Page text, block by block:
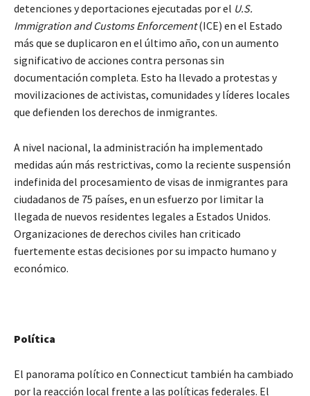
detenciones y deportaciones ejecutadas por el U.S.
Immigration and Customs Enforcement(ICE) en el Estado
más que se duplicaron en el último año, con un aumento
significativo de acciones contra personas sin
documentación completa. Esto ha llevado a protestas y
movilizaciones de activistas, comunidades y líderes locales
que defienden los derechos de inmigrantes.
A nivel nacional, la administración ha implementado
medidas aún más restrictivas, como la reciente suspensión
indefinida del procesamiento de visas de inmigrantes para
ciudadanos de 75 países, en un esfuerzo por limitar la
llegada de nuevos residentes legales a Estados Unidos.
Organizaciones de derechos civiles han criticado
fuertemente estas decisiones por su impacto humano y
económico.
Política
El panorama político en Connecticut también ha cambiado
por la reacción local frente a las políticas federales. El